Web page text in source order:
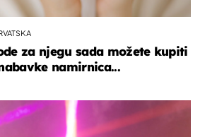
za njegu sada možete kupiti
namirnica...